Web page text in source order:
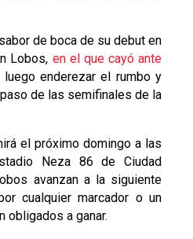
de boca de su debut en
Lobos, en el que cayó ante
luego enderezar el rumbo y
de las semifinales de la
el próximo domingo a las
Neza 86 de Ciudad
avanzan a la siguiente
cualquier marcador o un
obligados a ganar.